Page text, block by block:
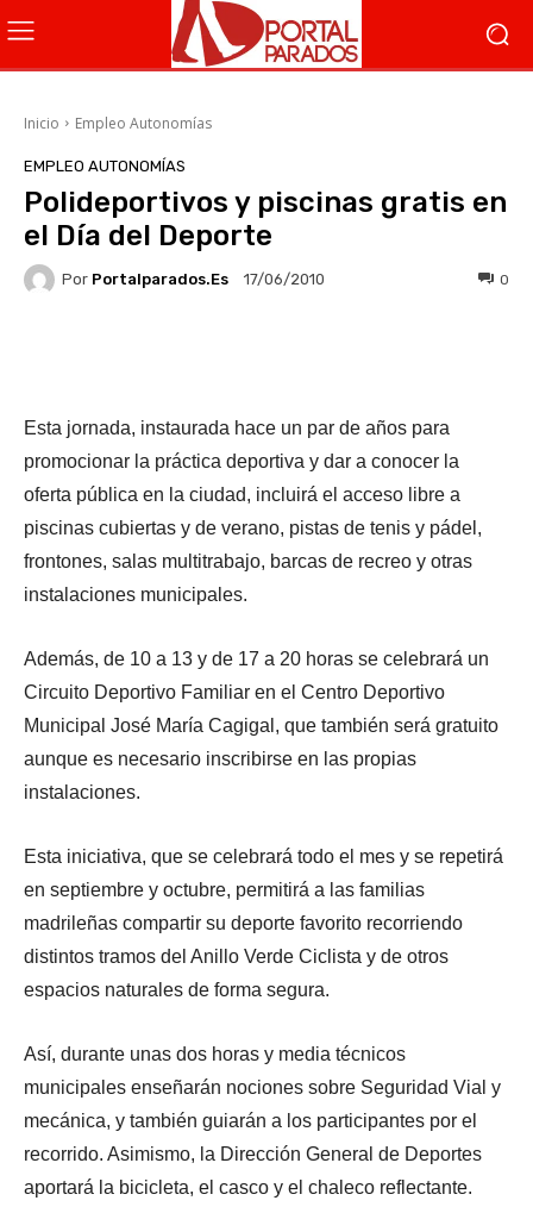
Inicio Empleo Autonomías
EMPLEO AUTONOMÍAS
Polideportivos y piscinas gratis en
el Día del Deporte
Por Portalparados.es 17/06/2010 0
Esta jornada, instaurada hace un par de años para
promocionar la práctica deportiva y dar a conocer la
oferta pública en la ciudad, incluirá el acceso libre a
piscinas cubiertas y de verano, pistas de tenis y pádel,
frontones, salas multitrabajo, barcas de recreo y otras
instalaciones municipales.
Además, de 10 a 13 y de 17 a 20 horas se celebrará un
Circuito Deportivo Familiar en el Centro Deportivo
Municipal José María Cagigal, que también será gratuito
aunque es necesario inscribirse en las propias
instalaciones.
Esta iniciativa, que se celebrará todo el mes y se repetirá
en septiembre y octubre, permitirá a las familias
madrileñas compartir su deporte favorito recorriendo
distintos tramos del Anillo Verde Ciclista y de otros
espacios naturales de forma segura.
Así, durante unas dos horas y media técnicos
municipales enseñarán nociones sobre Seguridad Vial y
mecánica, y también guiarán a los participantes por el
recorrido. Asimismo, la Dirección General de Deportes
aportará la bicicleta, el casco y el chaleco reflectante.